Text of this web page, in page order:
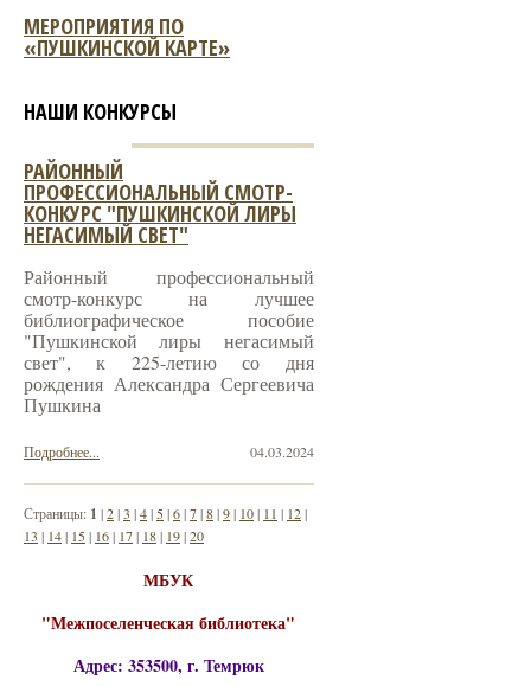
МЕРОПРИЯТИЯ ПО
«ПУШКИНСКОЙ КАРТЕ»
НАШИ КОНКУРСЫ
РАЙОННЫЙ
ПРОФЕССИОНАЛЬНЫЙ СМОТР-
КОНКУРС "ПУШКИНСКОЙ ЛИРЫ
НЕГАСИМЫЙ СВЕТ"
Районный профессиональный
смотр-конкурс на лучшее
библиографическое пособие
"Пушкинской лиры негасимый
свет", к 225-летию со дня
рождения Александра Сергеевича
Пушкина
04.03.2024
Подробнее...
Страницы: 1 |2|3 |4| 5|6|7|8|9| 10| 11 | 12|
13 | 14| 15| 16| 17| 18| 19|20
МБУК
"Межпоселенческая библиотека"
Адрес: 353500, г. Темрюк